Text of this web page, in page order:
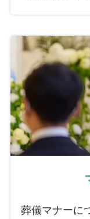
葬儀マナーに